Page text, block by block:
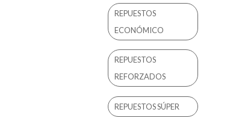
REPUESTOS
ECONÓMICO
REPUESTOS
REFORZADOS
REPUESTOS SÚPER